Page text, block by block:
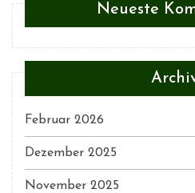
Neueste
Februar 2026
Dezember 2025
November 2025